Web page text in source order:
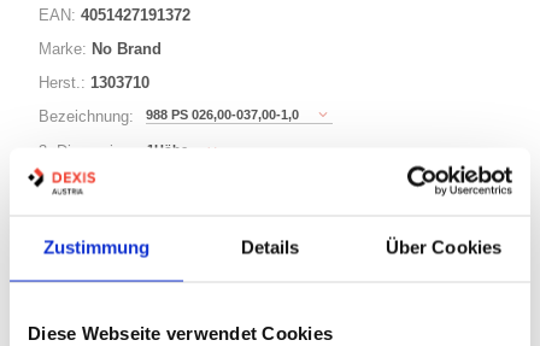
Zustimmung Details Über Cookies
Diese Webseite verwendet Cookies
EAN: 4051427191372
Marke: No Brand
Herst.: 1303710
Bezeichnung:
988 PS 026,00-037,00-1,0
3. Dimension: 1Höhe
Länge / 2. Dimension: